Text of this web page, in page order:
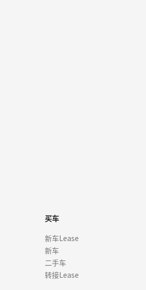
买车
新车Lease
新车
二手车
转接Lease